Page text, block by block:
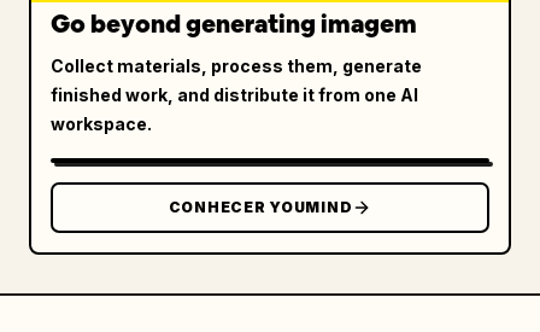
rédea decorativa"
    {
      "chinese_label": "太上老君",
      "english_label": "Taishang Laojun",
      "visuals": "sábio idoso com longa barba
branca, veste amarela, halo dourado atrás da
cabeça, mão levantada em um gesto de ensino"
      "chinese_label": "观音菩萨",
Go beyond generating imagem
Collect materials, process them, generate
finished work, and distribute it from one AI
workspace.
CONHECER YOUMIND